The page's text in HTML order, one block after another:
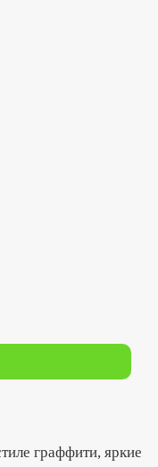
граффити, яркие